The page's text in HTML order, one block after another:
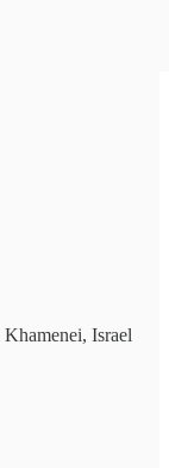
Israel